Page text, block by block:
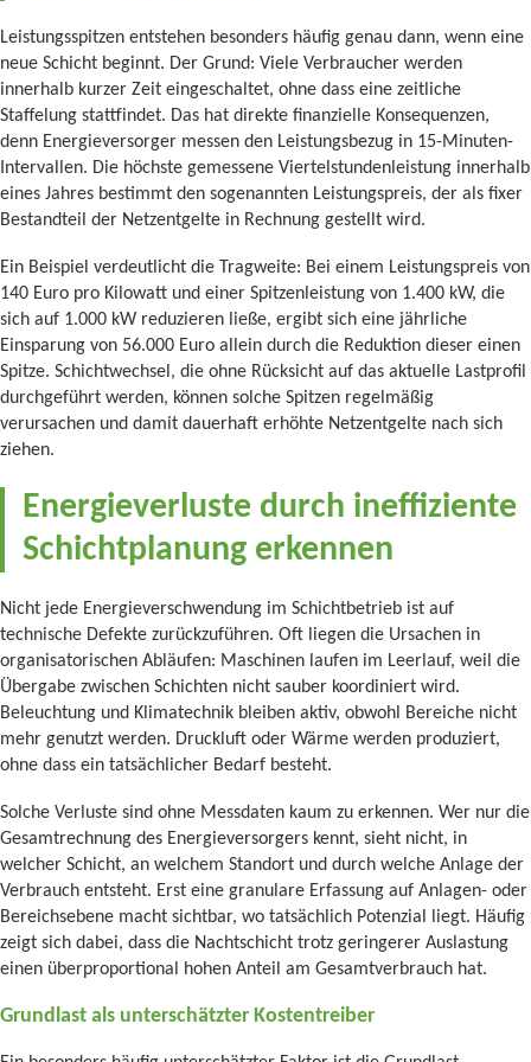
Leistungsspitzen entstehen besonders häufig genau dann, wenn eine
neue Schicht beginnt. Der Grund: Viele Verbraucher werden
innerhalb kurzer Zeit eingeschaltet, ohne dass eine zeitliche
Staffelung stattfindet. Das hat direkte finanzielle Konsequenzen,
denn Energieversorger messen den Leistungsbezug in 15-Minuten-
Intervallen. Die höchste gemessene Viertelstundenleistung innerhalb
eines Jahres bestimmt den sogenannten Leistungspreis, der als fixer
Bestandteil der Netzentgelte in Rechnung gestellt wird.
Ein Beispiel verdeutlicht die Tragweite: Bei einem Leistungspreis von
140 Euro pro Kilowatt und einer Spitzenleistung von 1.400 kW, die
sich auf 1.000 kW reduzieren ließe, ergibt sich eine jährliche
Einsparung von 56.000 Euro allein durch die Reduktion dieser einen
Spitze. Schichtwechsel, die ohne Rücksicht auf das aktuelle Lastprofil
durchgeführt werden, können solche Spitzen regelmäßig
verursachen und damit dauerhaft erhöhte Netzentgelte nach sich
ziehen.
Energieverluste durch ineffiziente
Schichtplanung erkennen
Nicht jede Energieverschwendung im Schichtbetrieb ist auf
technische Defekte zurückzuführen. Oft liegen die Ursachen in
organisatorischen Abläufen: Maschinen laufen im Leerlauf, weil die
Übergabe zwischen Schichten nicht sauber koordiniert wird.
Beleuchtung und Klimatechnik bleiben aktiv, obwohl Bereiche nicht
mehr genutzt werden. Druckluft oder Wärme werden produziert,
ohne dass ein tatsächlicher Bedarf besteht.
Solche Verluste sind ohne Messdaten kaum zu erkennen. Wer nur die
Gesamtrechnung des Energieversorgers kennt, sieht nicht, in
welcher Schicht, an welchem Standort und durch welche Anlage der
Verbrauch entsteht. Erst eine granulare Erfassung auf Anlagen- oder
Bereichsebene macht sichtbar, wo tatsächlich Potenzial liegt. Häufig
zeigt sich dabei, dass die Nachtschicht trotz geringerer Auslastung
einen überproportional hohen Anteil am Gesamtverbrauch hat.
Grundlast als unterschätzter Kostentreiber